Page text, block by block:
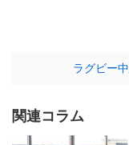
ラグビー
関連コラム